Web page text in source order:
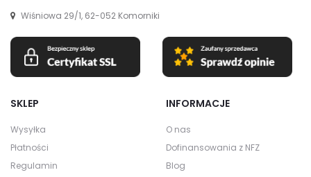
Wiśniowa 29/1, 62-052 Komorniki
SKLEP
Wysyłka
Płatności
Regulamin
INFORMACJE
O nas
Dofinansowania z NFZ
Blog